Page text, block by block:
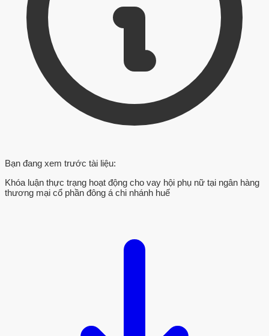
Bạn đang xem trước tài liệu:
Khóa luận thực trạng hoạt động cho vay hội phụ nữ tại ngân hàng
thương mại cổ phần đông á chi nhánh huế